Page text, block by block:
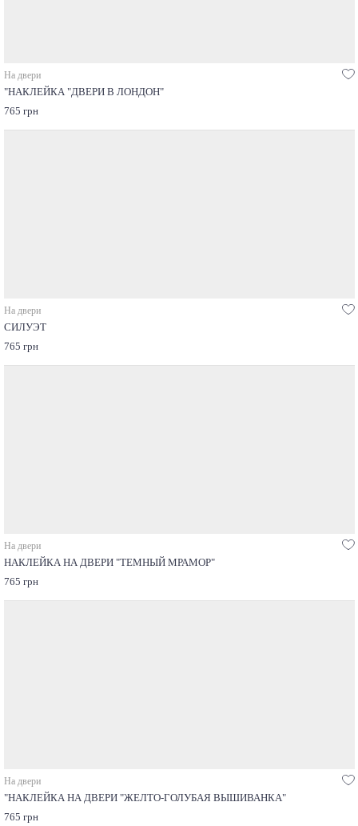
На двери
"НАКЛЕЙКА "ДВЕРИ В ЛОНДОН"
765 грн
На двери
СИЛУЭТ
765 грн
На двери
НАКЛЕЙКА НА ДВЕРИ "ТЕМНЫЙ МРАМОР"
765 грн
На двери
"НАКЛЕЙКА НА ДВЕРИ "ЖЕЛТО-ГОЛУБАЯ ВЫШИВАНКА"
765 грн